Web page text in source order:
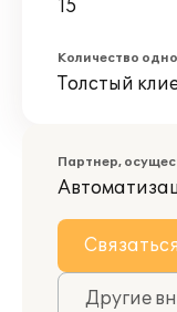
15
Количество
Толстый
Партнер,
Связаться
Другие